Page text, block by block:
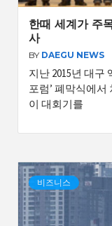
한때 세계가 주
사
BY DAEGU NEWS
지난 2015년 대구
포럼’ 폐막식에
이 대회기를
비즈니스